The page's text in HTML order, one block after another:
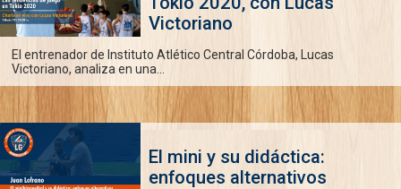
Victoriano
El entrenador de Instituto Atlético Central Córdoba, Lucas
Victoriano, analiza en una...
El mini y su didáctica:
enfoques alternativos